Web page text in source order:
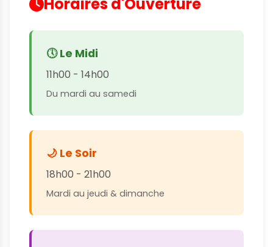
Horaires d'Ouverture
🕔 Le Midi
11h00 - 14h00
Du mardi au samedi
🌙 Le Soir
18h00 - 21h00
Mardi au jeudi & dimanche